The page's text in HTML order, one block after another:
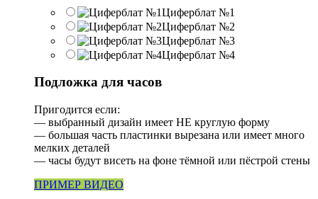
Циферблат №1
Циферблат №2
Циферблат №3
Циферблат №4
Подложка для часов
Пригодится если:
— выбранный дизайн имеет НЕ круглую форму
— большая часть пластинки вырезана или имеет много
мелких деталей
— часы будут висеть на фоне тёмной или пёстрой стены
ПРИМЕР ВИДЕО